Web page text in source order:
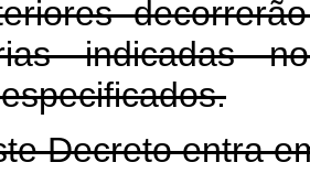
indicadas
Decreto entra